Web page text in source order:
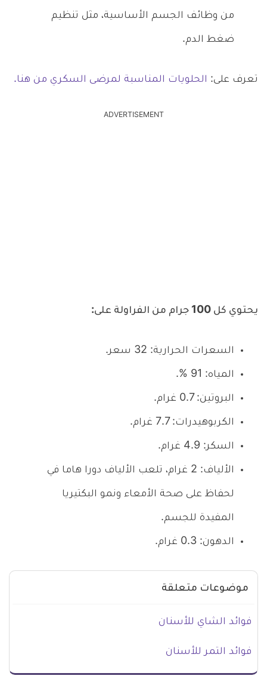
من وظائف الجسم الأساسية، مثل تنظيم
ضغط الدم.
تعرف على: الحلويات المناسبة لمرضى السكري من هنا.
ADVERTISEMENT
يحتوي كل 100 جرام من الفراولة على:
السعرات الحرارية: 32 سعر.
المياه: 91 %.
البروتين: 0.7 غرام.
الكربوهيدرات: 7.7 غرام.
السكر: 4.9 غرام.
الألياف: 2 غرام، تلعب الألياف دورا هاما في
لحفاظ على صحة الأمعاء ونمو البكتيريا
المفيدة للجسم.
الدهون: 0.3 غرام.
موضوعات متعلقة
فوائد الشاي للأسنان
فوائد التمر للأسنان